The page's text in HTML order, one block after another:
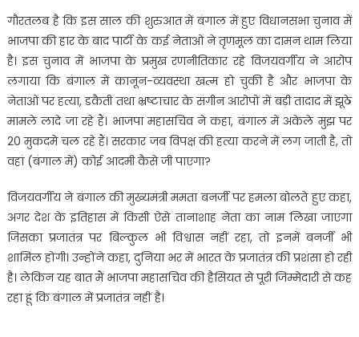
गौरतलब है कि इस साल की शुरुआत में बंगाल में हुए विधानसभा चुनाव में
भाजपा की हार के बाद पार्टी के कई नेताओं ने तृणमूल का दामन थाम लिया
है। इस चुनाव में भाजपा के प्रमुख रणनीतिकार रहे विजयवर्गीय ने आरोप
लगाया कि बंगाल में कानून-व्यवस्था खत्म हो चुकी है और भाजपा के
नेताओं पर हत्या, डकैती तथा भ्रष्टाचार के संगीन आरोपों में बड़ी तादाद में झूठे
मामले लादे जा रहे हैं। भाजपा महासचिव ने कहा, बंगाल में अकेले मुझ पर
20 मुकदमे चल रहे हैं। सरकार जब विपक्ष की हत्या करने में लग जाती है, तो
वहां (बंगाल में) कोई आदमी कैसे जी पाएगा?
विजयवर्गीय ने बंगाल की मुख्यमंत्री ममता बनर्जी पर हमला बोलते हुए कहा,
अगर देश के इतिहास में किसी ऐसे तानाशाह नेता का नाम लिखा जाएगा
जिसका प्रजातंत्र पर बिल्कुल भी विश्वास नहीं रहा, तो इनमें बनर्जी भी
शामिल होंगी। उन्होंने कहा, दुनिया भर में भारत के प्रजातंत्र की प्रशंसा हो रही
है। लेकिन यह बात मैं भाजपा महासचिव की हैसियत से पूरी जिम्मेदारी से कह
रहा हूं कि बंगाल में प्रजातंत्र नहीं है।